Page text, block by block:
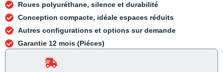
Roues polyuréthane, silence et durabilité
Conception compacte, idéale espaces réduits
Autres configurations et options sur demande
Garantie 12 mois (Piéces)